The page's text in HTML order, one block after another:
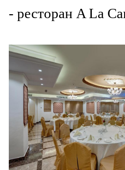
- ресторан A La